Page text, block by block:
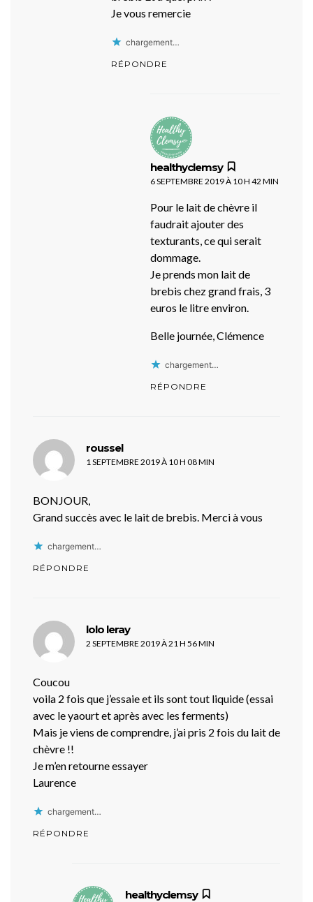
Je vous remercie
chargement…
RÉPONDRE
healthyclemsy
6 SEPTEMBRE 2019 À 10 H 42 MIN
Pour le lait de chèvre il
faudrait ajouter des
texturants, ce qui serait
dommage.
Je prends mon lait de
brebis chez grand frais, 3
euros le litre environ.
Belle journée, Clémence
chargement…
RÉPONDRE
rousseldit :
1 SEPTEMBRE 2019 À 10 H 08 MIN
BONJOUR,
Grand succès avec le lait de brebis. Merci à vous
chargement…
RÉPONDRE
lolo leraydit :
2 SEPTEMBRE 2019 À 21 H 56 MIN
Coucou
voila 2 fois que j’essaie et ils sont tout liquide (essai
avec le yaourt et après avec les ferments)
Mais je viens de comprendre, j’ai pris 2 fois du lait de
chèvre !!
Je m’en retourne essayer
Laurence
chargement…
RÉPONDRE
healthyclemsy